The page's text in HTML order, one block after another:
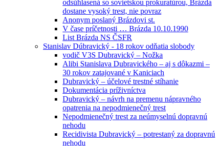
odsúhlasená so sovietskou prokuratúrou, Brázda
dostane vysoký trest, nie povraz
Anonym poslaný Brázdovi st.
V čase príčetnosti … Brázda 10.10.1990
List Brázda NS ČSFR
Stanislav Dúbravický - 18 rokov odňatia slobody
vodič V3S Dubravický – Nožka
Alibi Stanislava Dubravického – aj s dôkazmi –
30 rokov zatajované v Kaniciach
Dubravický – účelové trestné stíhanie
Dokumentácia príživníctva
Dubravický – návrh na premenu nápravného
opatrenia na nepodmienečný trest
Nepodmienečný trest za neúmyselnú dopravnú
nehodu
Recidivista Dubravický – potrestaný za dopravnú
nehodu